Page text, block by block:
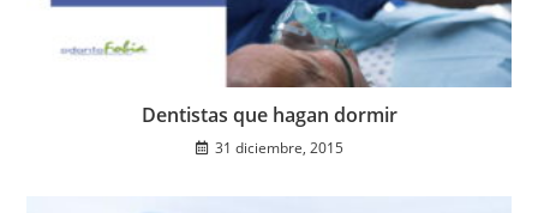
Dentistas que hagan dormir
31 diciembre, 2015